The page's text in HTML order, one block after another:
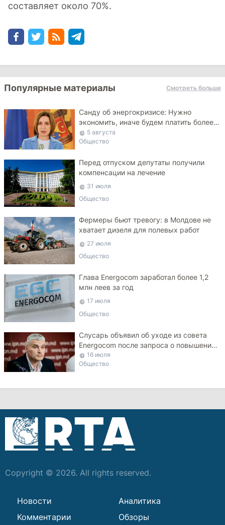
составляет около 70%.
Популярные материалы Смотреть больше
Санду об энергокризисе: Нужно
экономить, иначе будем платить более
высокие тарифы
5 августа
Общество
Перед отпуском депутаты получили
компенсации на лечение
31 июля
Общество
Фермеры бьют тревогу: в Молдове не
хватает дизеля для полевых работ
27 июля
Общество
Глава Energocom заработал более 1,2
млн леев за год
17 июля
Общество
Слусарь объявил об уходе из совета
Energocom после запроса о повышении
тарифа на газ
16 июля
Общество
Copyright © 2026. All rights reserved.
Новости
Аналитика
Комментарии
Обзоры